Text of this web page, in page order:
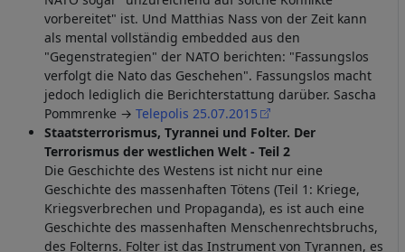
vorbereitet" ist. Und Matthias Nass von der Zeit kann
als mental vollständig embedded aus den
"Gegenstrategien" der NATO berichten: "Fassungslos
verfolgt die Nato das Geschehen". Fassungslos macht
jedoch lediglich die Berichterstattung darüber. Sascha
Pommrenke → Telepolis 25.07.2015
Staatsterrorismus, Tyrannei und Folter. Der
Terrorismus der westlichen Welt - Teil 2
Die Geschichte des Westens ist nicht nur eine
Geschichte des massenhaften Tötens (Teil 1: Kriege,
Kriegsverbrechen und Propaganda), es ist auch eine
Geschichte des massenhaften Menschenrechtsbruchs,
des Folterns. Folter ist das Instrument von Tyrannen, es